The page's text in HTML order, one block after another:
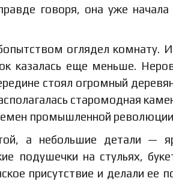
говоря, она уже
оглядел комнату.
казалась еще меньше.
стоял огромный
старомодная
промышленной
а небольшие детали —
подушечки на стульях,
присутствие и делали ее